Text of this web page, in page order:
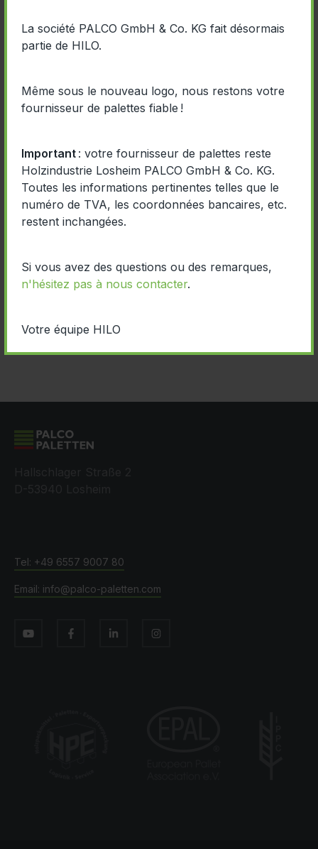
La société PALCO GmbH & Co. KG fait désormais
partie de HILO.
Même sous le nouveau logo, nous restons votre
fournisseur de palettes fiable !
Important : votre fournisseur de palettes reste
Holzindustrie Losheim PALCO GmbH & Co. KG.
Toutes les informations pertinentes telles que le
numéro de TVA, les coordonnées bancaires, etc.
restent inchangées.
Si vous avez des questions ou des remarques,
n'hésitez pas à nous contacter.
Votre équipe HILO
traitement peuvent être utilisées pour débarrasser le
bois des éventuels parasites conformément à la
La norme IPPC garantit qu’aucun champignon,
pays étrangers. Les palettes PALCO peuvent être
traitées sur demande selon la norme IPPC NIMP 15.
Le traitement est purement thermique, sans recours
à des produits chimiques.
ISPM 15 - PALCO 2024
+49 6557 9007 80
info@palco-paletten.com